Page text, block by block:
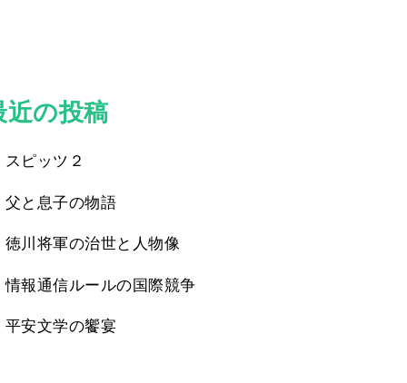
近の投稿
スピッツ２
父と息子の物語
徳川将軍の治世と人物像
情報通信ルールの国際競争
平安文学の饗宴